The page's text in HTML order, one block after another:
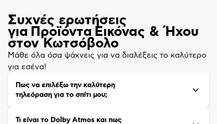
Συχνές ερωτήσεις
για Προϊόντα Εικόνας & Ήχου
στον Κωτσόβολο
Μάθε όλα όσα ψάχνεις για να διαλέξεις το καλύτερο
για εσένα!
Πως να επιλέξω την καλύτερη
τηλεόραση για το σπίτι μου;
Τι είναι το Dolby Atmos και πως